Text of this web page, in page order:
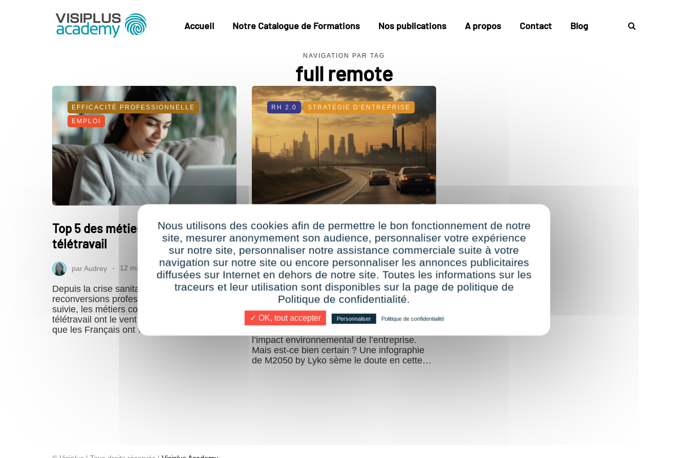
Accueil Notre Catalogue de Formations Nos publications A propos Contact Blog
NAVIGATION PAR TAG
full remote
EFFICACITÉ PROFESSIONNELLE
EMPLOI
Top 5 des métiers à exercer en
télétravail
parAudrey 12 mars 2024
Depuis la crise sanitaire, et la vague de
reconversions professionnelles qui s’en est
suivie, les métiers compatibles avec le
télétravail ont le vent en poupe ! Il faut dire
que les Français ont vraiment envie…
RH 2.0 STRATÉGIE D'ENTREPRISE
Réduire l'impact environnemental
de l'entreprise avec le travail
hybride : vraie ou fausse bonne
idée ?
parAudrey 14 décembre 2023
Tout le monde le dit : entre autres bienfaits,
l’impact environnemental de l’entreprise.
Mais est-ce bien certain ? Une infographie
de M2050 by Lyko sème le doute en cette…
Nous utilisons des cookies afin de permettre le bon fonctionnement de notre
site, mesurer anonymement son audience, personnaliser votre expérience
sur notre site, personnaliser notre assistance commerciale suite à votre
navigation sur notre site ou encore personnaliser les annonces publicitaires
diffusées sur Internet en dehors de notre site. Toutes les informations sur les
traceurs et leur utilisation sont disponibles sur la page de politique de
Politique de confidentialité.
✓ OK, tout accepter Personnaliser Politique de confidentialité